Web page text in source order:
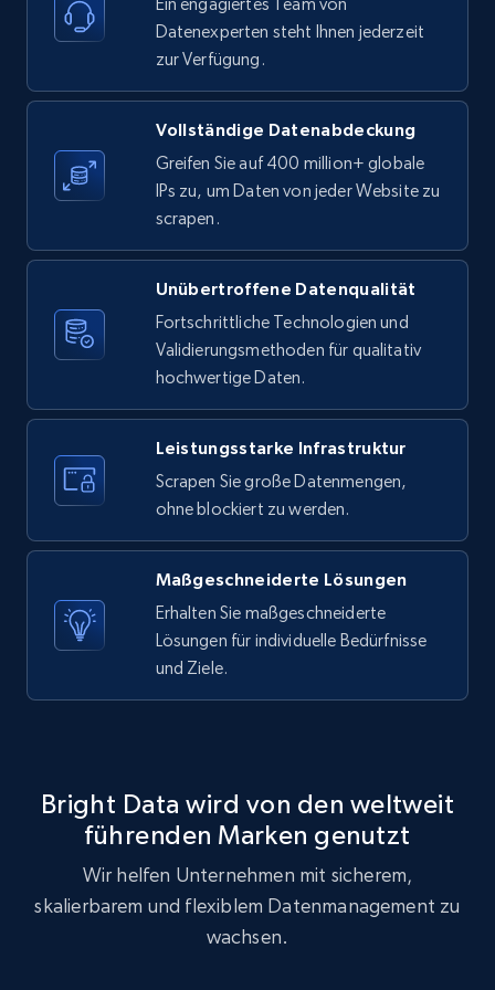
Reviews count shop, Reviews count item, Initial
price, and more.
Etsy - Collects data from shop's URL
URL, Product id, Listing inventory id, Title, Rating,
Reviews count shop, Reviews count item, Initial
price, and more.
1.9K+ Gratis testen
Amazon products search
Asin, URL, Name, Sponsored, Initial price, Final
181+ Gratis testen
Target
1.3K+ 175+ Gratis testen
Target - Gather data on products using
Ein engagiertes Team von
Datenexperten steht Ihnen jederzeit
zur Verfügung.
Vollständige Datenabdeckung
Greifen Sie auf 400 million+ globale
IPs zu, um Daten von jeder Website zu
scrapen.
Unübertroffene Datenqualität
Fortschrittliche Technologien und
Validierungsmethoden für qualitativ
hochwertige Daten.
Leistungsstarke Infrastruktur
Scrapen Sie große Datenmengen,
ohne blockiert zu werden.
Maßgeschneiderte Lösungen
Erhalten Sie maßgeschneiderte
Lösungen für individuelle Bedürfnisse
und Ziele.
Bright Data wird von den weltweit
führenden Marken genutzt
Wir helfen Unternehmen mit sicherem,
skalierbarem und flexiblem Datenmanagement zu
wachsen.